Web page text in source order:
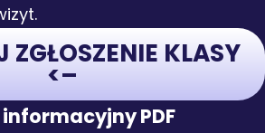
ZGŁOSZENIE KLASY
<–
PDF